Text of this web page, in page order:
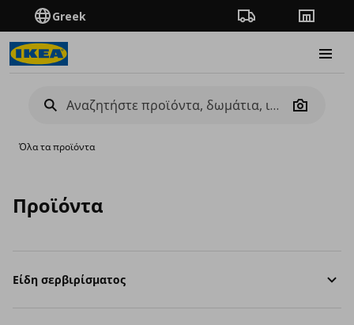
Greek Πορεία παραγγελίας
Camera
Όλα τα προϊόντα
Προϊόντα
Είδη σερβιρίσματος